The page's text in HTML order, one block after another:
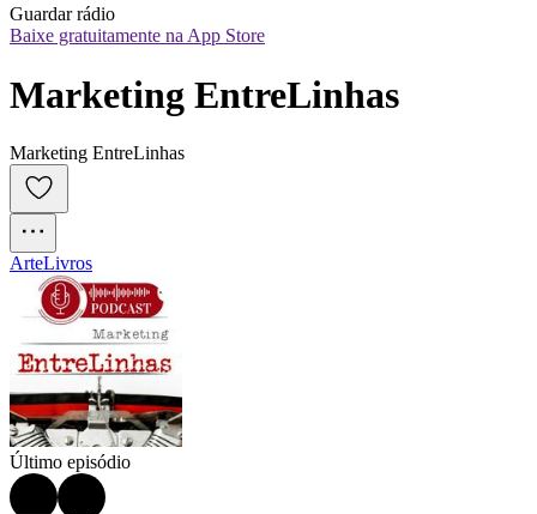
Guardar rádio
Baixe gratuitamente na App Store
Marketing EntreLinhas
Marketing EntreLinhas
ArteLivros
Último episódio